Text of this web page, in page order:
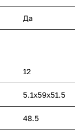
Да
12
5.1х59х51.5
48.5